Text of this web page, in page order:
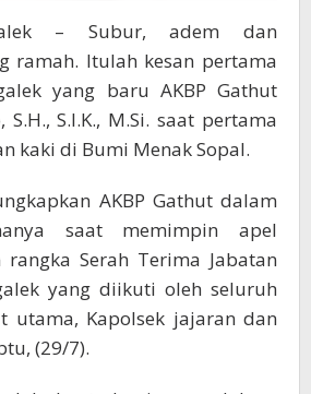
– Subur, adem dan
ramah. Itulah kesan pertama
yang baru AKBP Gathut
S.H., S.I.K., M.Si. saat pertama
kaki di Bumi Menak Sopal.
AKBP Gathut dalam
saat memimpin apel
Serah Terima Jabatan
yang diikuti oleh seluruh
utama, Kapolsek jajaran dan
(29/7).